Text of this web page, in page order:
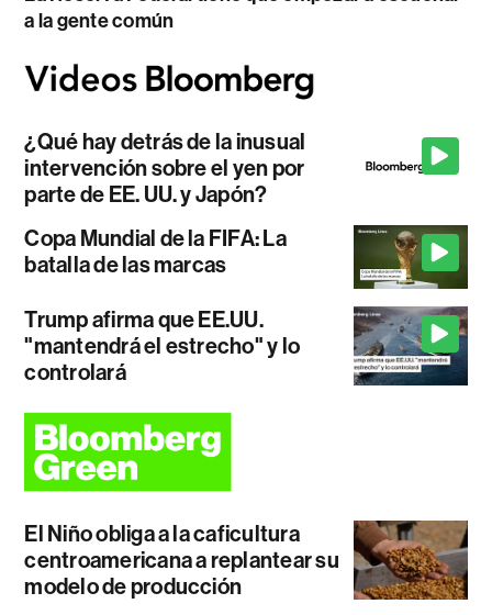
a la gente común
¿Qué hay detrás de la inusual
intervención sobre el yen por
parte de EE. UU. y Japón?
Copa Mundial de la FIFA: La
batalla de las marcas
Trump afirma que EE.UU.
"mantendrá el estrecho" y lo
controlará
El Niño obliga a la caficultura
centroamericana a replantear su
modelo de producción